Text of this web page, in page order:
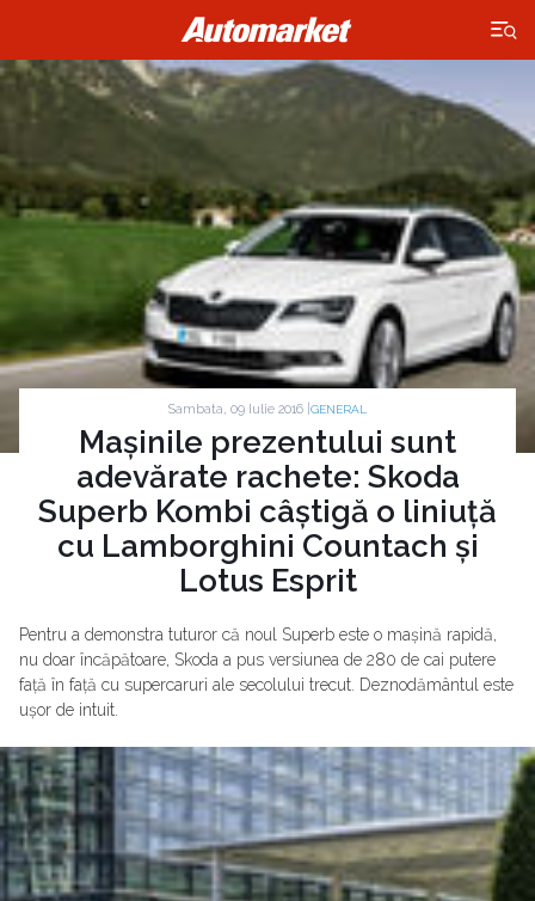
×
Sambata, 09 Iulie 2016 | GENERAL
Mașinile prezentului sunt
adevărate rachete: Skoda
Superb Kombi câștigă o liniuță
cu Lamborghini Countach și
Lotus Esprit
Pentru a demonstra tuturor că noul Superb este o mașină rapidă,
nu doar încăpătoare, Skoda a pus versiunea de 280 de cai putere
față în față cu supercaruri ale secolului trecut. Deznodământul este
ușor de intuit.